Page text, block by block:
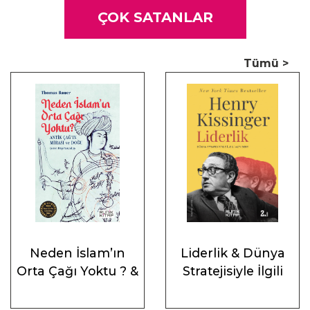
Luxemburg’un yaşamına ve çalışmalarına hakkını veren bir
biyografiye nihayet kavuştuk.”
 Kate Evans, Kızıl Rosa: Rosa Luxemburg’un Resimli
Yaşamöyküsü’nün yazarı
ÇOK SATANLAR
Tümü >
Neden İslam’ın
Orta Çağı Yoktu ? &
ve Doğu
Liderlik & Dünya
Stratejisiyle İlgili